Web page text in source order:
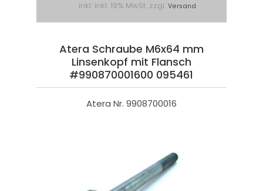
inkl. inkl. 19% MwSt. zzgl. Versand
Atera Schraube M6x64 mm
Linsenkopf mit Flansch
#990870001600 095461
Atera Nr. 9908700016